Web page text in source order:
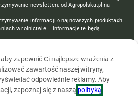
newslettera od Agropolska.pl na
informacji o najnowszych produktach
w rolnictwie – informacje te będą
zapewnić Ci najlepsze wrażenia z
zawartość naszej witryny,
odpowiednie reklamy. Aby
zapoznaj się z naszą polityką